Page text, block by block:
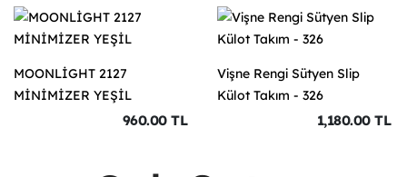
MOONLİGHT 2127
MİNİMİZER YEŞİL
960.00 TL
Vişne Rengi Sütyen Slip
Külot Takım - 326
1,180.00 TL